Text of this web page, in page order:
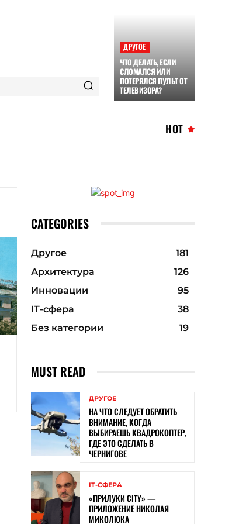
ДРУГОЕ
ЧТО ДЕЛАТЬ, ЕСЛИ
СЛОМАЛСЯ ИЛИ
ПОТЕРЯЛСЯ ПУЛЬТ ОТ
ТЕЛЕВИЗОРА?
HOT
CATEGORIES
Другое
181
Архитектура
126
Инновации
95
ІТ-сфера
38
Без категории
19
MUST READ
ДРУГОЕ
НА ЧТО СЛЕДУЕТ ОБРАТИТЬ
ВНИМАНИЕ, КОГДА
ВЫБИРАЕШЬ КВАДРОКОПТЕР,
ГДЕ ЭТО СДЕЛАТЬ В
ЧЕРНИГОВЕ
ІТ-СФЕРА
«ПРИЛУКИ CITY» —
ПРИЛОЖЕНИЕ НИКОЛАЯ
МИКОЛЮКА